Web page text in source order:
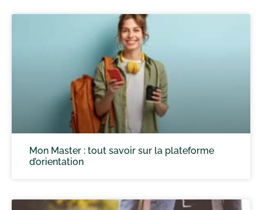
Mon Master : tout savoir sur la plateforme
d’orientation